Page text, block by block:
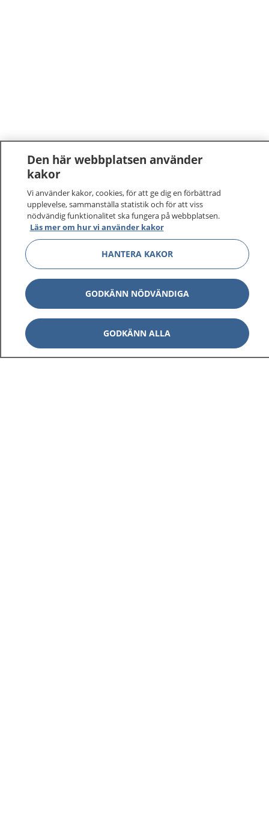
Den här webbplatsen använder
kakor
Vi använder kakor, cookies, för att ge dig en förbättrad
upplevelse, sammanställa statistik och för att viss
nödvändig funktionalitet ska fungera på webbplatsen.
Läs mer om hur vi använder kakor
HANTERA KAKOR
GODKÄNN NÖDVÄNDIGA
GODKÄNN ALLA